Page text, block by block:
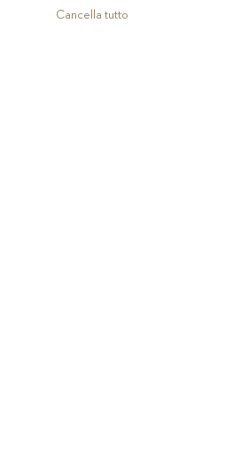
articolo
Cancella tutto